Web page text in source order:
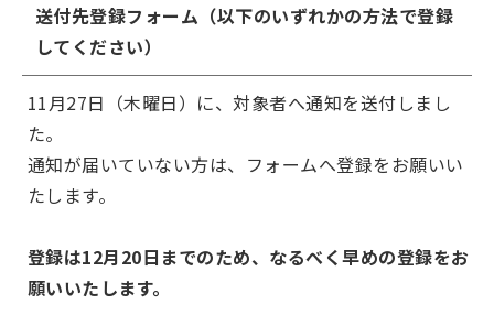
送付先登録フォーム（以下のいずれかの方法で登録
してください）
11月27日（木曜日）に、対象者へ通知を送付しまし
た。
通知が届いていない方は、フォームへ登録をお願いい
たします。
登録は12月20日までのため、なるべく早めの登録をお
願いいたします。